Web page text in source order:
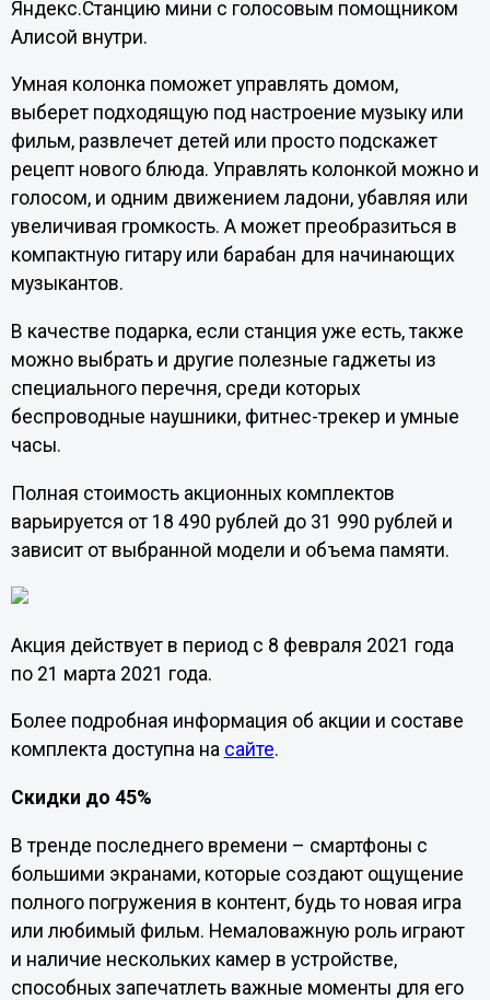
Яндекс.Станцию мини с голосовым помощником
Алисой внутри.
Умная колонка поможет управлять домом,
выберет подходящую под настроение музыку или
фильм, развлечет детей или просто подскажет
рецепт нового блюда. Управлять колонкой можно и
голосом, и одним движением ладони, убавляя или
увеличивая громкость. А может преобразиться в
компактную гитару или барабан для начинающих
музыкантов.
В качестве подарка, если станция уже есть, также
можно выбрать и другие полезные гаджеты из
специального перечня, среди которых
беспроводные наушники, фитнес-трекер и умные
часы.
Полная стоимость акционных комплектов
варьируется от 18 490 рублей до 31 990 рублей и
зависит от выбранной модели и объема памяти.
Акция действует в период с 8 февраля 2021 года
по 21 марта 2021 года.
Более подробная информация об акции и составе
комплекта доступна на сайте.
Скидки до 45%
В тренде последнего времени – смартфоны с
большими экранами, которые создают ощущение
полного погружения в контент, будь то новая игра
или любимый фильм. Немаловажную роль играют
и наличие нескольких камер в устройстве,
способных запечатлеть важные моменты для его